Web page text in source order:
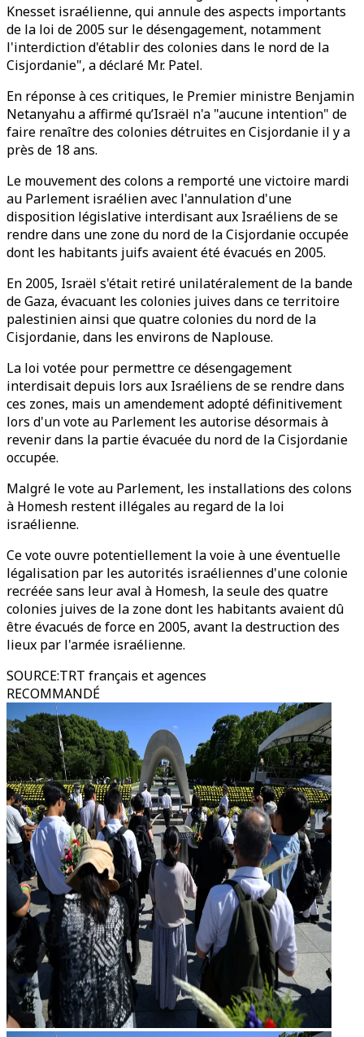
Knesset israélienne, qui annule des aspects importants
de la loi de 2005 sur le désengagement, notamment
l'interdiction d'établir des colonies dans le nord de la
Cisjordanie", a déclaré Mr. Patel.
En réponse à ces critiques, le Premier ministre Benjamin
Netanyahu a affirmé qu’Israël n'a "aucune intention" de
faire renaître des colonies détruites en Cisjordanie il y a
près de 18 ans.
Le mouvement des colons a remporté une victoire mardi
au Parlement israélien avec l'annulation d'une
disposition législative interdisant aux Israéliens de se
rendre dans une zone du nord de la Cisjordanie occupée
dont les habitants juifs avaient été évacués en 2005.
En 2005, Israël s'était retiré unilatéralement de la bande
de Gaza, évacuant les colonies juives dans ce territoire
palestinien ainsi que quatre colonies du nord de la
Cisjordanie, dans les environs de Naplouse.
La loi votée pour permettre ce désengagement
interdisait depuis lors aux Israéliens de se rendre dans
ces zones, mais un amendement adopté définitivement
lors d'un vote au Parlement les autorise désormais à
revenir dans la partie évacuée du nord de la Cisjordanie
occupée.
Malgré le vote au Parlement, les installations des colons
à Homesh restent illégales au regard de la loi
israélienne.
Ce vote ouvre potentiellement la voie à une éventuelle
légalisation par les autorités israéliennes d'une colonie
recréée sans leur aval à Homesh, la seule des quatre
colonies juives de la zone dont les habitants avaient dû
être évacués de force en 2005, avant la destruction des
lieux par l'armée israélienne.
SOURCE:TRT français et agences
RECOMMANDÉ